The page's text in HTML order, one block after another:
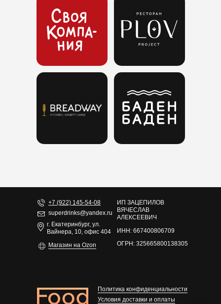
ИП ЗАЦЕПИЛОВ
ВЯЧЕСЛАВ
АЛЕКСЕЕВИЧ
ИНН: 667400806709
ОГРН: 325665800138305
Политика конфиденциальности
superdrinks@yandex.ru
+7 (922) 145-54-08
г. Екатеринбург, ул.
Вайнера, 10, офис 404
Магазин на Ozon
Условия доставки и оплаты